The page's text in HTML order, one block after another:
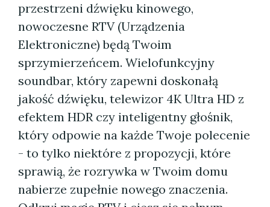
przestrzeni dźwięku kinowego,
nowoczesne RTV (Urządzenia
Elektroniczne) będą Twoim
sprzymierzeńcem. Wielofunkcyjny
soundbar, który zapewni doskonałą
jakość dźwięku, telewizor 4K Ultra HD z
efektem HDR czy inteligentny głośnik,
który odpowie na każde Twoje polecenie
- to tylko niektóre z propozycji, które
sprawią, że rozrywka w Twoim domu
nabierze zupełnie nowego znaczenia.